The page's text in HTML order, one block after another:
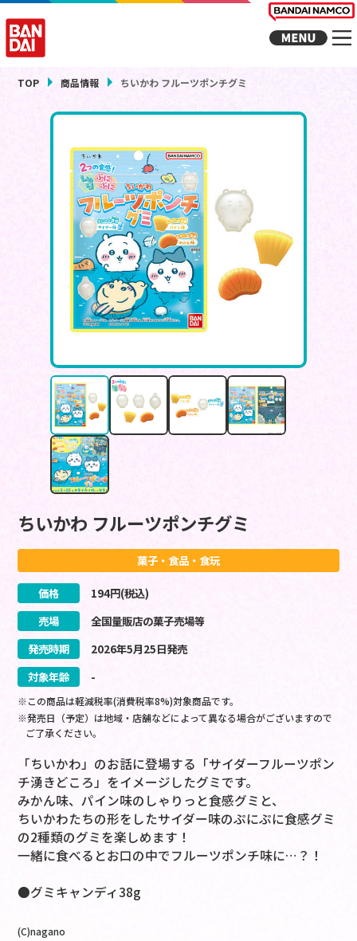
TOP 商品情報 ちいかわ フルーツポンチグミ
ちいかわ フルーツポンチグミ
菓子・食品・食玩
価格 194円(税込)
売場
全国量販店の菓子売場等
発売時期
2026年5月25日発売
対象年齢
-
※この商品は軽減税率(消費税率8%)対象商品です。
※発売日（予定）は地域・店舗などによって異なる場合がございますので
ご了承ください。
「ちいかわ」のお話に登場する「サイダーフルーツポン
チ湧きどころ」をイメージしたグミです。
みかん味、パイン味のしゃりっと食感グミと、
ちいかわたちの形をしたサイダー味のぷにぷに食感グミ
の2種類のグミを楽しめます！
一緒に食べるとお口の中でフルーツポンチ味に…？！
●グミキャンディ38g
(C)nagano